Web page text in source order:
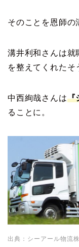
そのことを恩師の
溝井利和さんは就
を整えてくれたそ
中西絢哉さんは『
ることに。
出典：シーアール物流